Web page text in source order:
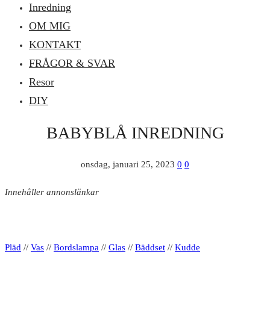
Inredning
OM MIG
KONTAKT
FRÅGOR & SVAR
Resor
DIY
BABYBLÅ INREDNING
onsdag, januari 25, 2023 0 0
Innehåller annonslänkar
Pläd // Vas // Bordslampa // Glas // Bäddset // Kudde